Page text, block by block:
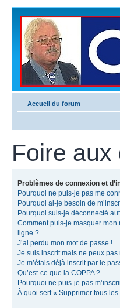
Accueil du forum
Foire aux
Problèmes de connexion et
Pourquoi ne puis-je pas me
Pourquoi ai-je besoin de
Pourquoi suis-je déconnecté
Comment puis-je masquer mon
ligne ?
J’ai perdu mon mot de passe !
Je suis inscrit mais ne peux pas
Je m’étais déjà inscrit par le
Qu’est-ce que la COPPA ?
Pourquoi ne puis-je pas
À quoi sert « Supprimer tous